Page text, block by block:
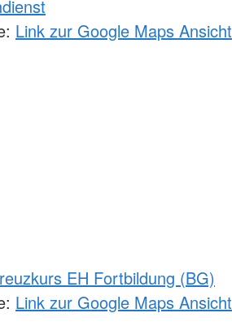
Link zur Google Maps Ansicht
EH Fortbildung (BG)
Link zur Google Maps Ansicht